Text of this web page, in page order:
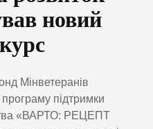
новий
Мінветеранів
підтримки
«ВАРТО: РЕЦЕПТ